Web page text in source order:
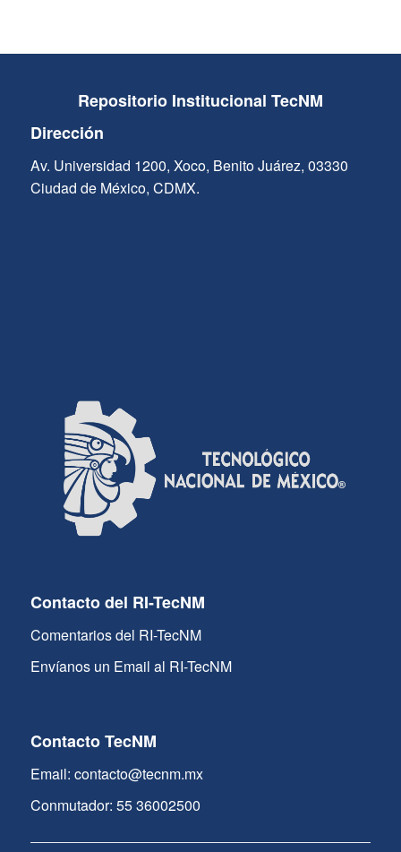
Repositorio Institucional TecNM
Dirección
Av. Universidad 1200, Xoco, Benito Juárez, 03330
Ciudad de México, CDMX.
Contacto del RI-TecNM
Comentarios del RI-TecNM
Envíanos un Email al RI-TecNM
Contacto TecNM
Email: contacto@tecnm.mx
Conmutador: 55 36002500